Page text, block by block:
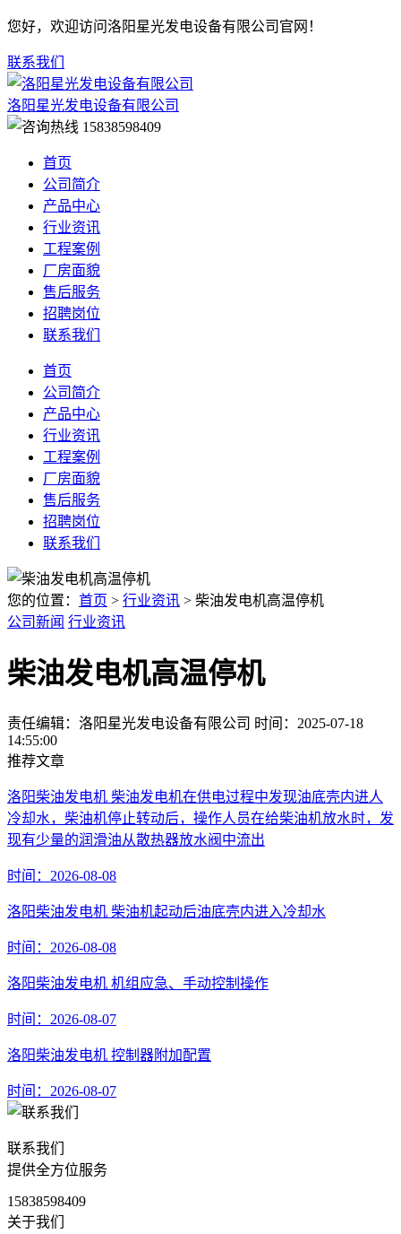
您好，欢迎访问洛阳星光发电设备有限公司官网！
联系我们
洛阳星光发电设备有限公司
15838598409
首页
公司简介
产品中心
行业资讯
工程案例
厂房面貌
售后服务
招聘岗位
联系我们
首页
公司简介
产品中心
行业资讯
工程案例
厂房面貌
售后服务
招聘岗位
联系我们
您的位置： 首页 > 行业资讯 > 柴油发电机高温停机
公司新闻 行业资讯
柴油发电机高温停机
责任编辑：洛阳星光发电设备有限公司 时间：2025-07-18
14:55:00
推荐文章
洛阳柴油发电机 柴油发电机在供电过程中发现油底壳内进人
冷却水，柴油机停止转动后，操作人员在给柴油机放水时，发
现有少量的润滑油从散热器放水阀中流出
时间：2026-08-08
洛阳柴油发电机 柴油机起动后油底壳内进入冷却水
时间：2026-08-08
洛阳柴油发电机 机组应急、手动控制操作
时间：2026-08-07
洛阳柴油发电机 控制器附加配置
时间：2026-08-07
联系我们
提供全方位服务
15838598409
关于我们